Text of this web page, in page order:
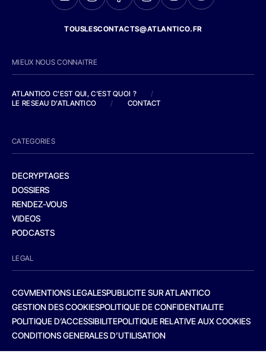
TOUSLESCONTACTS@ATLANTICO.FR
MIEUX NOUS CONNAITRE
ATLANTICO C'EST QUI, C'EST QUOI ?
/
LE RESEAU D'ATLANTICO
/ CONTACT
CATEGORIES
DECRYPTAGES
DOSSIERS
RENDEZ-VOUS
VIDEOS
PODCASTS
LEGAL
CGVMENTIONS LEGALESPUBLICITE SUR ATLANTICO
GESTION DES COOKIESPOLITIQUE DE CONFIDENTIALITE
POLITIQUE D’ACCESSIBILITEPOLITIQUE RELATIVE AUX COOKIES
CONDITIONS GENERALES D’UTILISATION